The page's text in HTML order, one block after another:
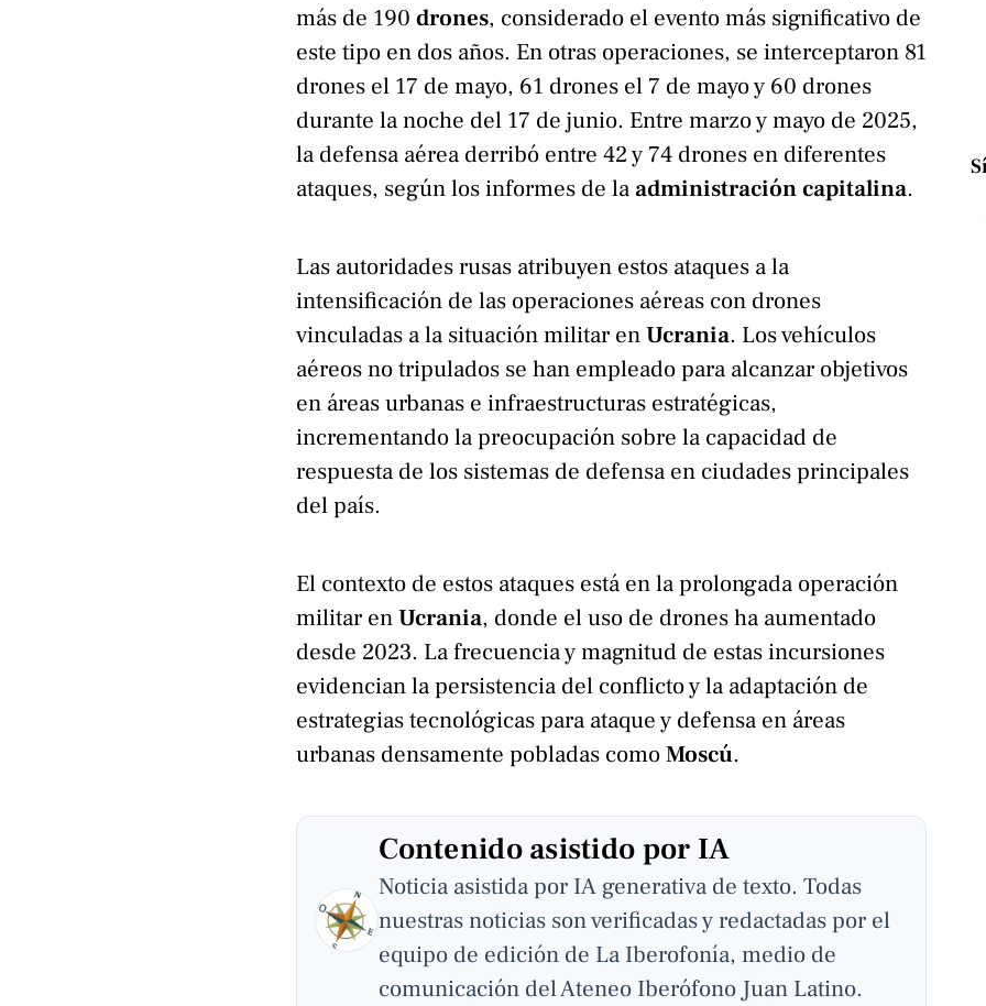
más de 190drones, considerado el evento más significativo de
este tipo en dos años. En otras operaciones, se interceptaron 81
drones el 17 de mayo, 61 drones el 7 de mayo y 60 drones
durante la noche del 17 de junio. Entre marzo y mayo de 2025,
la defensa aérea derribó entre 42 y 74 drones en diferentes
ataques, según los informes de la administración capitalina.
Las autoridades rusas atribuyen estos ataques a la
intensificación de las operaciones aéreas con drones
vinculadas a la situación militar enUcrania. Los vehículos
aéreos no tripulados se han empleado para alcanzar objetivos
en áreas urbanas e infraestructuras estratégicas,
incrementando la preocupación sobre la capacidad de
respuesta de los sistemas de defensa en ciudades principales
del país.
El contexto de estos ataques está en la prolongada operación
militar enUcrania, donde el uso de drones ha aumentado
desde 2023. La frecuencia y magnitud de estas incursiones
evidencian la persistencia del conflicto y la adaptación de
estrategias tecnológicas para ataque y defensa en áreas
urbanas densamente pobladas comoMoscú.
Contenido asistido por IA
Noticia asistida por IA generativa de texto. Todas
nuestras noticias son verificadas y redactadas por el
equipo de edición de La Iberofonía, medio de
comunicación del Ateneo Iberófono Juan Latino.